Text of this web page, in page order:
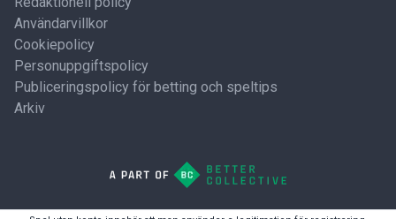
Användarvillkor
Cookiepolicy
Personuppgiftspolicy
Publiceringspolicy för betting och speltips
Arkiv